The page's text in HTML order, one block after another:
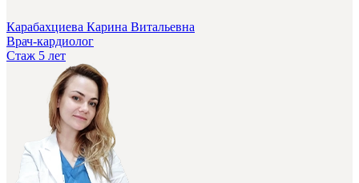
Карабахциева Карина Витальевна
Врач-кардиолог
Стаж 5 лет